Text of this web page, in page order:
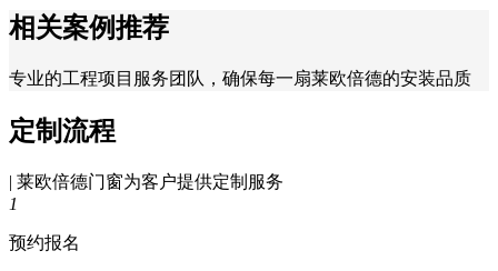
相关案例推荐
专业的工程项目服务团队，确保每一扇莱欧倍德的安装品质
定制流程
| 莱欧倍德门窗为客户提供定制服务
1
预约报名